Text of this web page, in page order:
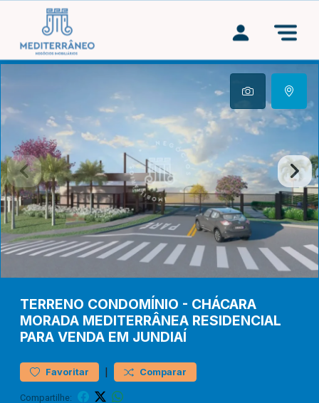
TERRENO CONDOMÍNIO - CHÁCARA
MORADA MEDITERRÂNEA RESIDENCIAL
PARA VENDA EM JUNDIAÍ
Favoritar | Comparar
Compartilhe: